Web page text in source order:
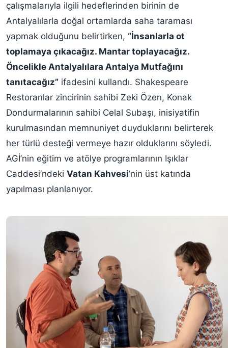
çalışmalarıyla ilgili hedeflerinden birinin de
Antalyalılarla doğal ortamlarda saha taraması
yapmak olduğunu belirtirken, “İnsanlarla ot
toplamaya çıkacağız. Mantar toplayacağız.
Öncelikle Antalyalılara Antalya Mutfağını
tanıtacağız” ifadesini kullandı. Shakespeare
Restoranlar zincirinin sahibi Zeki Özen, Konak
Dondurmalarının sahibi Celal Subaşı, inisiyatifin
kurulmasından memnuniyet duyduklarını belirterek
her türlü desteği vermeye hazır olduklarını söyledi.
AGİ’nin eğitim ve atölye programlarının Işıklar
Caddesi’ndeki Vatan Kahvesi’nin üst katında
yapılması planlanıyor.